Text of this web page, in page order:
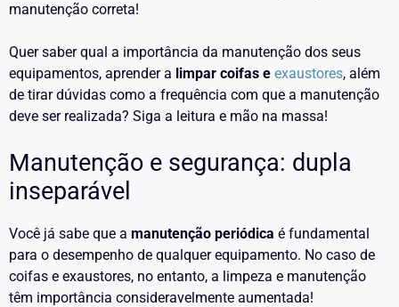
manutenção correta!
Quer saber qual a importância da manutenção dos seus
equipamentos, aprender a limpar coifas e exaustores, além
de tirar dúvidas como a frequência com que a manutenção
deve ser realizada? Siga a leitura e mão na massa!
Manutenção e segurança: dupla
inseparável
Você já sabe que a manutenção periódica é fundamental
para o desempenho de qualquer equipamento. No caso de
coifas e exaustores, no entanto, a limpeza e manutenção
têm importância consideravelmente aumentada!